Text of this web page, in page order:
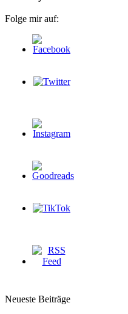
Folge mir auf:
Neueste Beiträge